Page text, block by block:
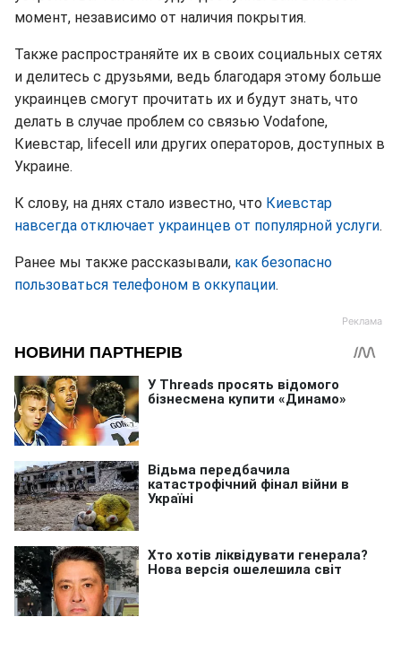
момент, независимо от наличия покрытия.
Также распространяйте их в своих социальных сетях
и делитесь с друзьями, ведь благодаря этому больше
украинцев смогут прочитать их и будут знать, что
делать в случае проблем со связью Vodafone,
Киевстар, lifecell или других операторов, доступных в
Украине.
К слову, на днях стало известно, что Киевстар
навсегда отключает украинцев от популярной услуги.
Ранее мы также рассказывали, как безопасно
пользоваться телефоном в оккупации.